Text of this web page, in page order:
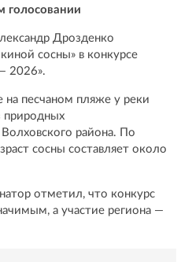
голосовании
Дрозденко
сосны» в конкурсе
2026».
на песчаном пляже у реки
природных
района. По
сосны составляет около
отметил, что конкурс
а участие региона —